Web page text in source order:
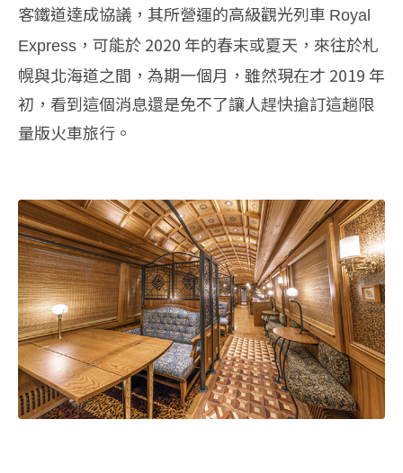
客鐵道達成協議，其所營運的高級觀光列車 Royal
Express ，可能於 2020 年的春末或夏天，來往於札
幌與北海道之間，為期一個月，雖然現在才 2019 年
初，看到這個消息還是免不了讓人趕快搶訂這趟限
量版火車旅行。